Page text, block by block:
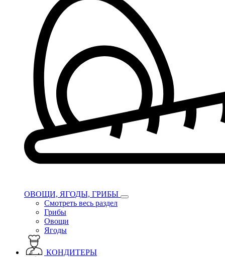
ОВОЩИ, ЯГОДЫ, ГРИБЫ
Смотреть весь раздел
Грибы
Овощи
Ягоды
КОНДИТЕРЫ